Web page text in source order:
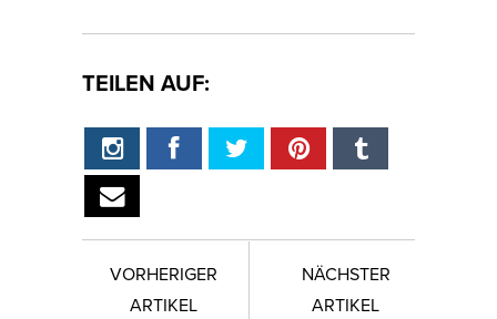
TEILEN AUF:
VORHERIGER
ARTIKEL
NÄCHSTER
ARTIKEL